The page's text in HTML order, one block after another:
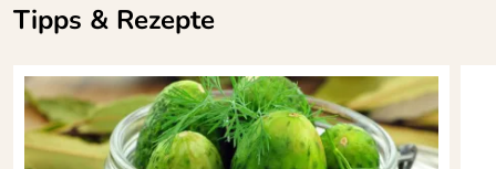
Tipps & Rezepte